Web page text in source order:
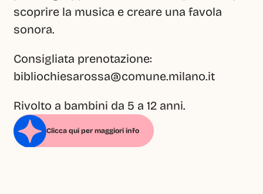
scoprire la musica e creare una favola
sonora.
Consigliata prenotazione:
bibliochiesarossa@comune.milano.it
Rivolto a bambini da 5 a 12 anni.
Clicca qui per maggiori info